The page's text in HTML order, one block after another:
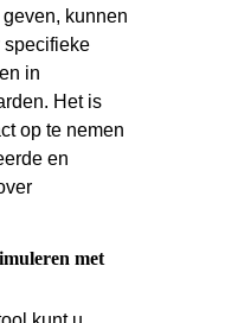
kunnen
specifieke
in
Het is
op te nemen
en
met